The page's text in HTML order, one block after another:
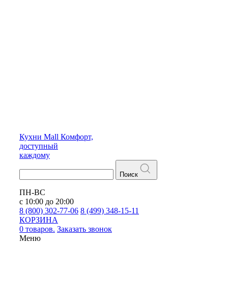
Кухни Mall Комфорт,
доступный
каждому
Поиск
ПН-ВС
с 10:00 до 20:00
8 (800) 302-77-06 8 (499) 348-15-11
КОРЗИНА
0 товаров. Заказать звонок
Меню